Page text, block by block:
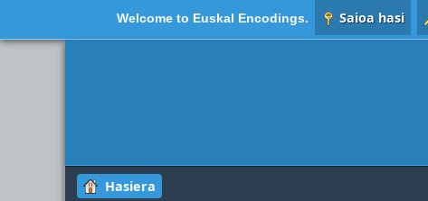
Welcome to Euskal Encodings. Saioa hasi
Hasiera